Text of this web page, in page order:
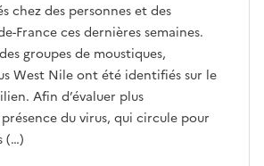
chez des personnes et des
France ces dernières semaines.
groupes de moustiques,
West Nile ont été identifiés sur le
Afin d’évaluer plus
du virus, qui circule pour
(…)